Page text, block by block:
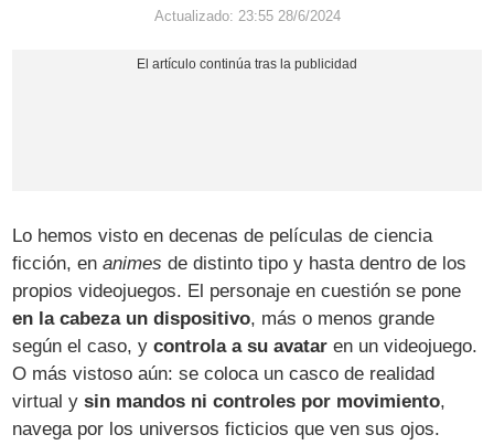
Actualizado: 23:55 28/6/2024
Lo hemos visto en decenas de películas de ciencia
ficción, enanimes de distinto tipo y hasta dentro de los
propios videojuegos. El personaje en cuestión se pone
en la cabeza un dispositivo, más o menos grande
según el caso, ycontrola a su avatar en un videojuego.
O más vistoso aún: se coloca un casco de realidad
virtual ysin mandos ni controles por movimiento,
navega por los universos ficticios que ven sus ojos.